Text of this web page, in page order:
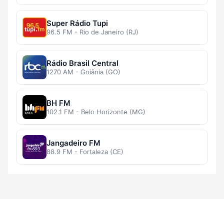
Super Rádio Tupi
96.5 FM - Rio de Janeiro (RJ)
Rádio Brasil Central
1270 AM - Goiânia (GO)
BH FM
102.1 FM - Belo Horizonte (MG)
Jangadeiro FM
88.9 FM - Fortaleza (CE)